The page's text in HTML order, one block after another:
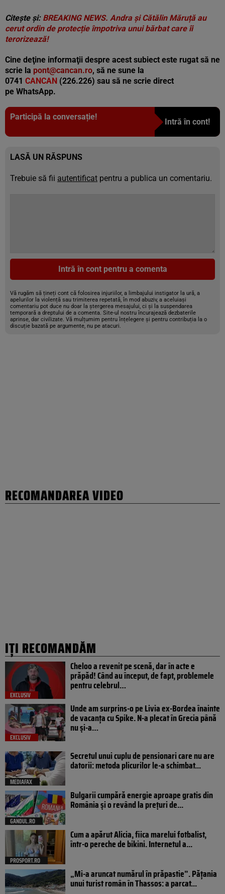
Citește și: BREAKING NEWS. Andra și Cătălin Măruță au
cerut ordin de protecție împotriva unui bărbat care îi
terorizează!
Cine deţine informaţii despre acest subiect este rugat să ne
scrie la pont@cancan.ro, să ne sune la
0741 CANCAN (226.226) sau să ne scrie direct
pe WhatsApp.
Participă la conversație!
Intră în cont!
LASĂ UN RĂSPUNS
Trebuie să fii autentificat pentru a publica un comentariu.
Intră în cont pentru a comenta
Vă rugăm să țineți cont că folosirea injuriilor, a limbajului instigator la ură, a
apelurilor la violență sau trimiterea repetată, în mod abuziv, a aceluiași
comentariu pot duce nu doar la ștergerea mesajului, ci și la suspendarea
temporară a dreptului de a comenta. Site-ul nostru încurajează dezbaterile
aprinse, dar civilizate. Vă mulțumim pentru înțelegere și pentru contribuția la o
discuție bazată pe argumente, nu pe atacuri.
RECOMANDAREA VIDEO
IȚI RECOMANDĂM
EXCLUSIV
Cheloo a revenit pe scenă, dar în acte e
prăpăd! Când au început, de fapt, problemele
pentru celebrul…
EXCLUSIV
Unde am surprins-o pe Livia ex-Bordea înainte
de vacanța cu Spike. N-a plecat în Grecia până
nu și-a…
MEDIAFAX
Secretul unui cuplu de pensionari care nu are
datorii: metoda plicurilor le-a schimbat...
GANDUL.RO
Bulgarii cumpără energie aproape gratis din
România și o revând la prețuri de...
PROSPORT.RO
Cum a apărut Alicia, fiica marelui fotbalist,
într-o pereche de bikini. Internetul a...
„Mi-a aruncat numărul în prăpastie”. Pățania
unui turist român în Thassos: a parcat...